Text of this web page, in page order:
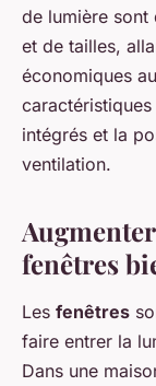
de lumière sont
et de tailles,
économiques
intégrés et la
ventilation.
fenêtres
Les fenêtres
faire entrer la
Dans une